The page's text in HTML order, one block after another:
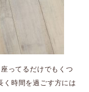
ってるだけでもくつ
く時間を過ごす方には